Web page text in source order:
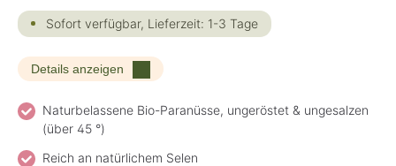
Sofort verfügbar, Lieferzeit: 1-3 Tage
Details anzeigen
Naturbelassene Bio-Paranüsse, ungeröstet & ungesalzen
(über 45 °)
Reich an natürlichem Selen